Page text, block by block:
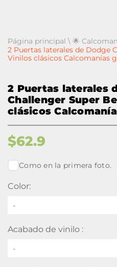
Página principal \ 🌟
2 Puertas laterales de Dodge
Vinilos clásicos Calcomanías
2 Puertas laterales
Challenger Super
clásicos
$62.9
Como en la primera foto.
Color:
-
Acabado de vinilo :